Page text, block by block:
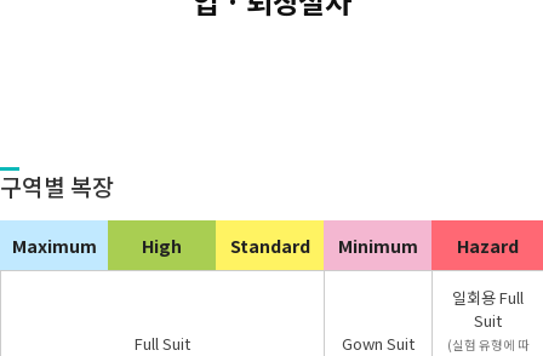
구역별 복장
Maximum High Standard Minimum Hazard
Full Suit Gown Suit
일회용 Full
Suit
(실험 유형에 따